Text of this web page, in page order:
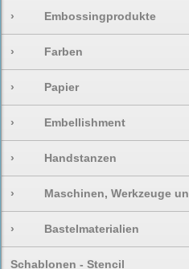
› Embossingprodukte
› Farben
› Papier
› Embellishment
› Handstanzen
› Maschinen, Werkzeuge
› Bastelmaterialien
Schablonen - Stencil